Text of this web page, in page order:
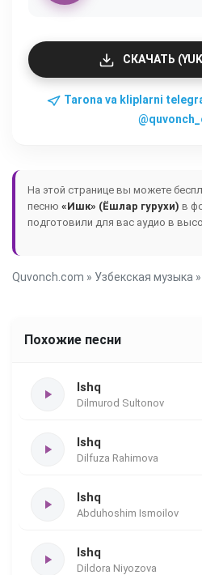
СКАЧАТЬ
Tarona va kliplarni
На этой странице вы можете
песню «Ишк» (Ёшлар гурухи) в
подготовили для вас аудио в
Quvonch.com » Узбекская музыка
Похожие песни
Ishq
Dilmurod Sultonov
Ishq
Dilfuza Rahimova
Ishq
Abduhoshim Ismoilov
Ishq
Dildora Niyozova